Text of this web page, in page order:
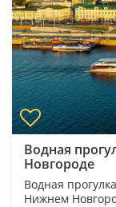
Водная
Новгороде
Водная
Нижнем